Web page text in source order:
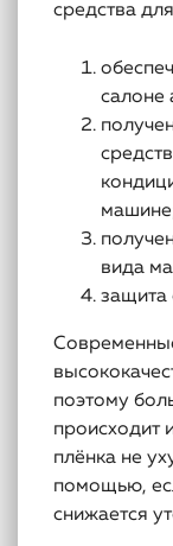
средства
салоне
вида
защита
поэтому
происходит
плёнка не
помощью,
снижается